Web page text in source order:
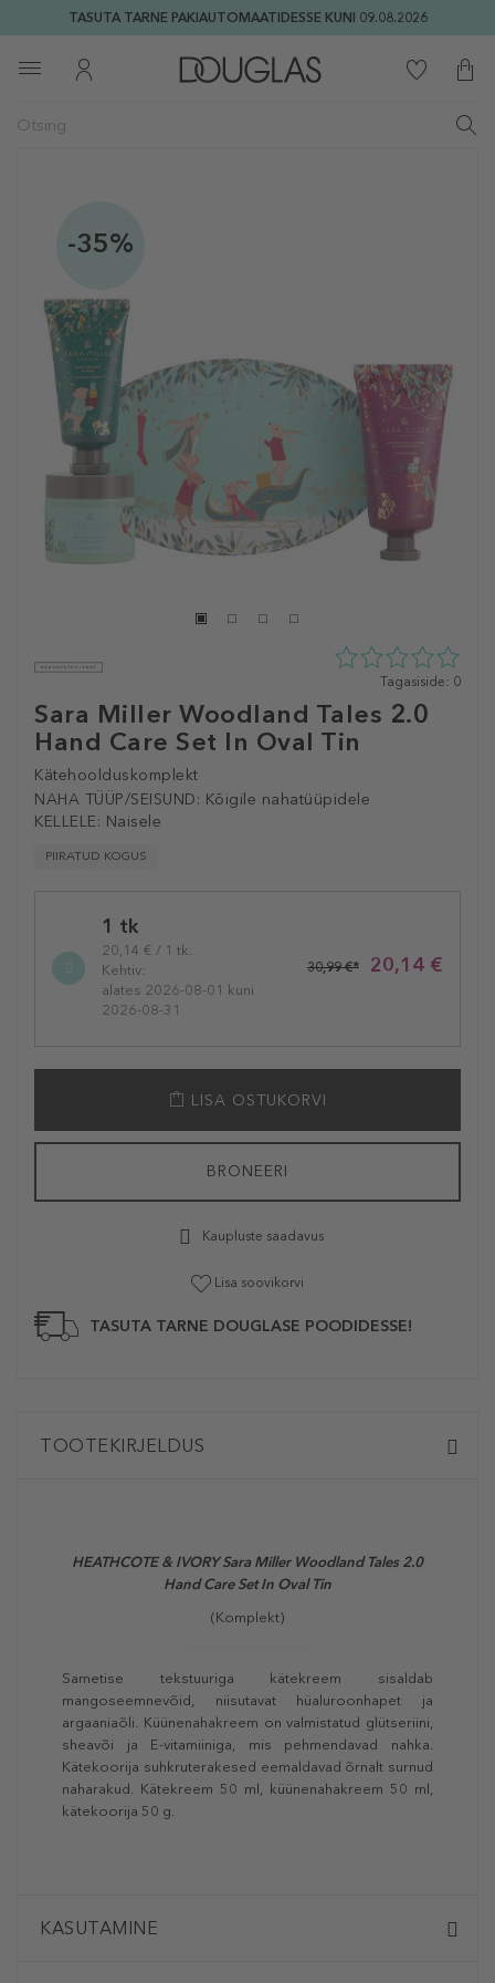
TASUTA TARNE PAKIAUTOMAATIDESSE KUNI 09.08.2026
-35%
Sara Miller Woodland Tales 2.0
Hand Care Set In Oval Tin
Kätehoolduskomplekt
NAHA TÜÜP/SEISUND: Kõigile nahatüüpidele
KELLELE: Naisele
PIIRATUD KOGUS
0
5st
Tagasiside: 0
variation1 tk
20,14 € / 1 tk.
Kehtiv:
alates 2026-08-01 kuni
2026-08-31
20,14 €
30,99 €*
LISA OSTUKORVI
BRONEERI
Kaupluste saadavus
Lisa soovikorvi
TASUTA TARNE DOUGLASE POODIDESSE!
TOOTEKIRJELDUS
HEATHCOTE & IVORY Sara Miller Woodland Tales 2.0
Hand Care Set In Oval Tin
(Komplekt)
Sametise tekstuuriga kätekreem sisaldab
mangoseemnevõid, niisutavat hüaluroonhapet ja
argaaniaõli. Küünenahakreem on valmistatud glütseriini,
sheavõi ja E-vitamiiniga, mis pehmendavad nahka.
Kätekoorija suhkruterakesed eemaldavad õrnalt surnud
naharakud. Kätekreem 50 ml, küünenahakreem 50 ml,
kätekoorija 50 g.
KASUTAMINE